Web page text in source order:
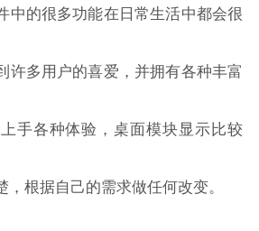
中的很多功能在日常生活中都会很
许多用户的喜爱，并拥有各种丰富
手各种体验，桌面模块显示比较
根据自己的需求做任何改变。